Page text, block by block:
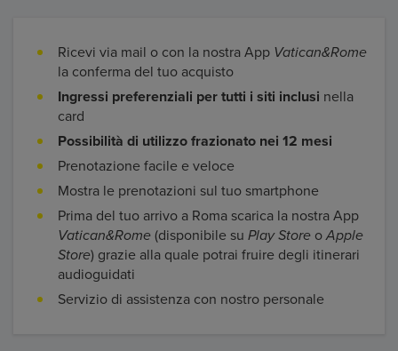
Ricevi via mail o con la nostra App Vatican&Rome
la conferma del tuo acquisto
Ingressi preferenziali per tutti i siti inclusi nella
card
Possibilità di utilizzo frazionato nei 12 mesi
Prenotazione facile e veloce
Mostra le prenotazioni sul tuo smartphone
Prima del tuo arrivo a Roma scarica la nostra App
Vatican&Rome (disponibile su Play Store oApple
Store) grazie alla quale potrai fruire degli itinerari
audioguidati
Servizio di assistenza con nostro personale